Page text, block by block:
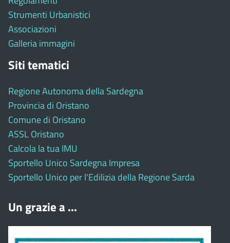
Strumenti Urbanistici
Associazioni
Galleria immagini
Siti tematici
Regione Autonoma della Sardegna
Provincia di Oristano
Comune di Oristano
ASSL Oristano
Calcola la tua IMU
Sportello Unico Sardegna Impresa
Sportello Unico per l'Edilizia della Regione Sarda
Un grazie a ...